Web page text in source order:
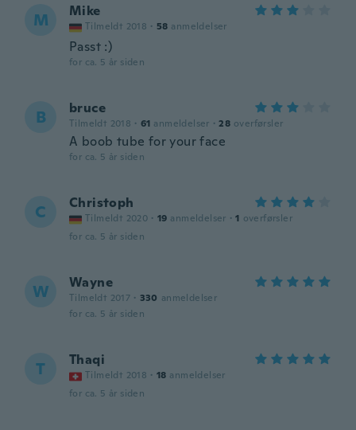
M Mike
Tilmeldt 2018 · 58 anmeldelser
Passt :)
for ca. 5 år siden
B bruce
Tilmeldt 2018 · 61 anmeldelser · 28 overførsler
A boob tube for your face
for ca. 5 år siden
C Christoph
Tilmeldt 2020 · 19 anmeldelser · 1 overførsler
for ca. 5 år siden
W Wayne
Tilmeldt 2017 · 330 anmeldelser
for ca. 5 år siden
T Thaqi
Tilmeldt 2018 · 18 anmeldelser
for ca. 5 år siden